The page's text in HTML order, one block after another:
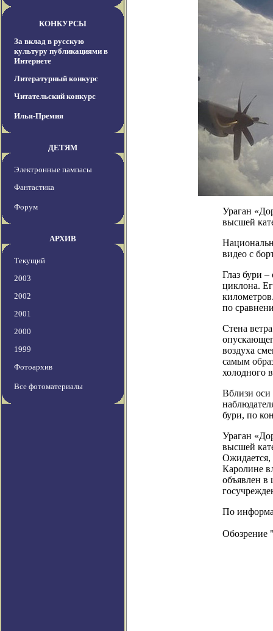
КОНКУРСЫ
За вклад в русскую
культуру публикациями в
Интернете
Литературный конкурс
Читательский конкурс
Илья-Премия
ДЕТЯМ
Электронные пампасы
Фантастика
Форум
АРХИВ
Текущий
2003
2002
2001
2000
1999
Фотоархив
Все фотоматериалы
Ураган
высшей
видео с
Глаз бури
циклона.
по
Стена
воздуха
самым
холодного
Вблизи оси
бури, по
Ураган
высшей
Каролине
объявлен в
По
Обозрение